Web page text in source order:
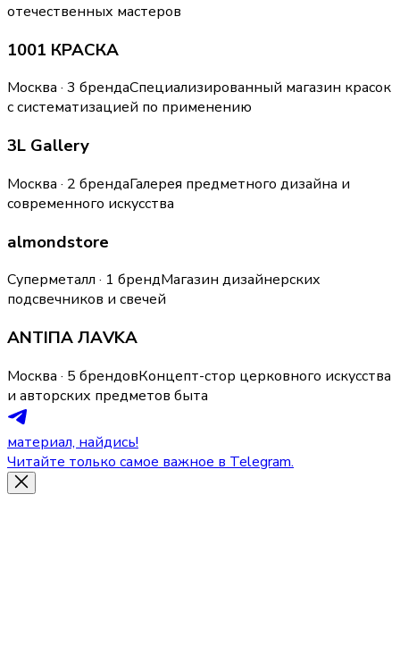
отечественных мастеров
1001 КРАСКА
Москва · 3 брендаСпециализированный магазин красок
с систематизацией по применению
3L Gallery
Москва · 2 брендаГалерея предметного дизайна и
современного искусства
almondstore
Суперметалл · 1 брендМагазин дизайнерских
подсвечников и свечей
ANTIПА ЛАVKA
Москва · 5 брендовКонцепт-стор церковного искусства
и авторских предметов быта
материал, найдись!
Читайте только самое важное в Telegram.